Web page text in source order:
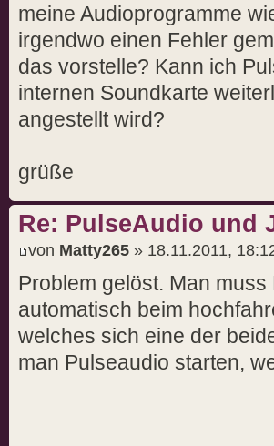
meine Audioprogramme
irgendwo einen Fehler
das vorstelle? Kann ich
internen Soundkarte
angestellt wird?
grüße
Re: PulseAudio und
von Matty265 » 18.11.2011,
Problem gelöst. Man
automatisch beim
welches sich eine der
man Pulseaudio starten,